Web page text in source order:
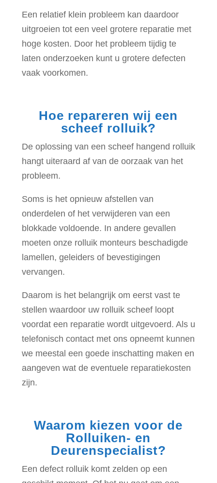
Een relatief klein probleem kan daardoor
uitgroeien tot een veel grotere reparatie met
hoge kosten. Door het probleem tijdig te
laten onderzoeken kunt u grotere defecten
vaak voorkomen.
Hoe repareren wij een
scheef rolluik?
De oplossing van een scheef hangend rolluik
hangt uiteraard af van de oorzaak van het
probleem.
Soms is het opnieuw afstellen van
onderdelen of het verwijderen van een
blokkade voldoende. In andere gevallen
moeten onze rolluik monteurs beschadigde
lamellen, geleiders of bevestigingen
vervangen.
Daarom is het belangrijk om eerst vast te
stellen waardoor uw rolluik scheef loopt
voordat een reparatie wordt uitgevoerd. Als u
telefonisch contact met ons opneemt kunnen
we meestal een goede inschatting maken en
aangeven wat de eventuele reparatiekosten
zijn.
Waarom kiezen voor de
Rolluiken- en
Deurenspecialist?
Een defect rolluik komt zelden op een